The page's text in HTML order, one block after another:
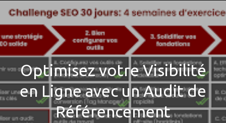
Optimisez votre Visibilité
en Ligne avec un Audit de
Référencement